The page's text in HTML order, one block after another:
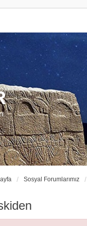
Sosyal Forumlarımız